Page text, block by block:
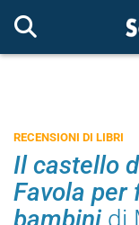
RECENSIONI DI LIBRI
Il castello
Favola per